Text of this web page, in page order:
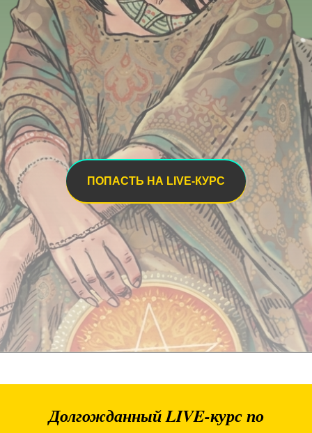
ПОПАСТЬ НА LIVE-КУРС
Долгожданный LIVE-курс по